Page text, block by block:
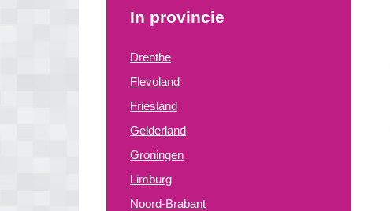
In provincie
Drenthe
Flevoland
Friesland
Gelderland
Groningen
Limburg
Noord-Brabant